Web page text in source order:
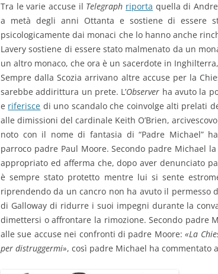
Tra le varie accuse il Telegraph riporta quella di
a metà degli anni Ottanta e sostiene di essere
psicologicamente dai monaci che lo hanno anche
Lavery sostiene di essere stato malmenato da un
un altro monaco, che ora è un sacerdote in
Sempre dalla Scozia arrivano altre accuse per la
sarebbe addirittura un prete. L’Observer ha avuto la
e riferisce di uno scandalo che coinvolge alti prelati
alle dimissioni del cardinale Keith O’Brien,
noto con il nome di fantasia di “Padre Michael”
parroco padre Paul Moore. Secondo padre Michael
appropriato ed afferma che, dopo aver denunciato
è sempre stato protetto mentre lui si sente
riprendendo da un cancro non ha avuto il permesso
di Galloway di ridurre i suoi impegni durante la
dimettersi o affrontare la rimozione. Secondo padre
alle sue accuse nei confronti di padre Moore:«La
per distruggermi», così padre Michael ha commentato